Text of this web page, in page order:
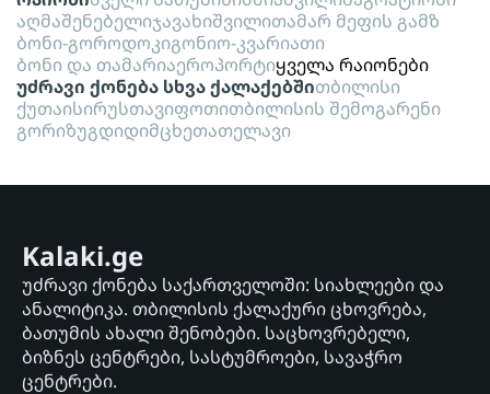
აღმაშენებელიჯავახიშვილითამარ მეფის გამზ
ბონი-გოროდოკიგონიო-კვარიათი
ბონი და თამარიაეროპორტიყველა რაიონები
უძრავი ქონება სხვა ქალაქებშითბილისი
ქუთაისირუსთავიფოთითბილისის შემოგარენი
გორიზუგდიდიმცხეთათელავი
Kalaki.ge
უძრავი ქონება საქართველოში: სიახლეები და
ანალიტიკა. თბილისის ქალაქური ცხოვრება,
ბათუმის ახალი შენობები. საცხოვრებელი,
ბიზნეს ცენტრები, სასტუმროები, სავაჭრო
ცენტრები.